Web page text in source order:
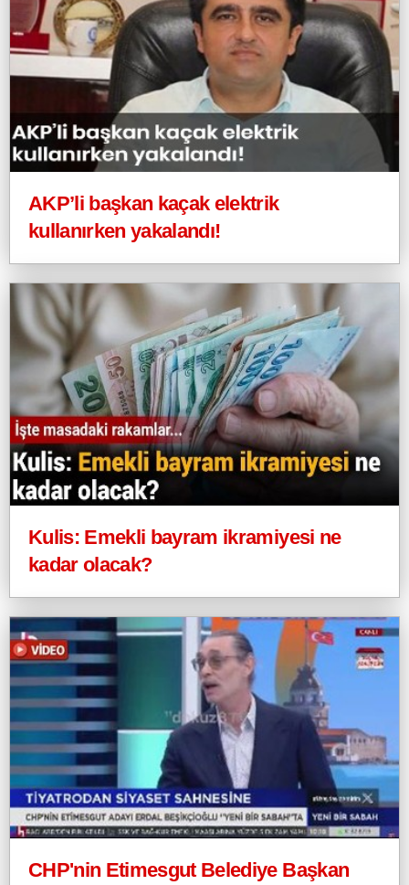
AKP’li başkan kaçak elektrik
kullanırken yakalandı!
Kulis: Emekli bayram ikramiyesi ne
kadar olacak?
CHP'nin Etimesgut Belediye Başkan